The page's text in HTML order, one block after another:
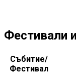
Фестивали
Събитие/
Фестивал